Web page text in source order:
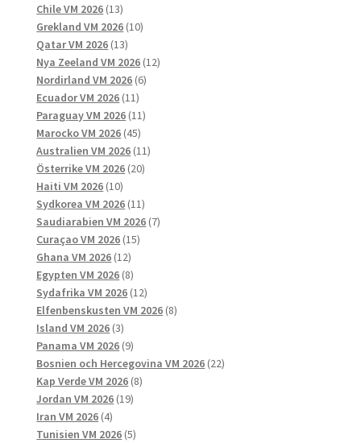
Chile VM 2026 1313
produkter
Grekland VM 2026 1010
Qatar VM 2026 1313
produkter
Nya Zeeland VM 2026 1212
Nordirland VM 2026 66
Ecuador VM 2026 1111
produkter
Paraguay VM 2026 1111
Marocko VM 2026 4545
produkter
Australien VM 2026 1111
Österrike VM 2026 2020
Haiti VM 2026 1010
produkter
Sydkorea VM 2026 1111
produkter
Saudiarabien VM 2026 77
Curaçao VM 2026 1515
Ghana VM 2026 1212
produkter
Egypten VM 2026 88
produkter
Sydafrika VM 2026 1212
produkter
Elfenbenskusten VM 2026 88
Island VM 2026 33
produkter
Panama VM 2026 99
produkter
Bosnien och Hercegovina VM 2026 2222
Kap Verde VM 2026 88
Jordan VM 2026 1919
Iran VM 2026 44
produkter
Tunisien VM 2026 55